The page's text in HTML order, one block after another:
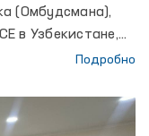
(Омбудсмана),
в Узбекистане,
международному
развития и
двухдневный
Подробно